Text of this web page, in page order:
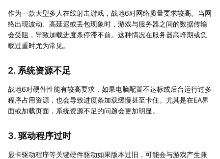
作为一款大型多人在线射击游戏，战地6对网络质量要求较高。当网
络出现波动、高延迟或丢包现象时，游戏与服务器之间的数据传输
会受阻，导致加载进度条停滞不前。这种情况在服务器高峰期或负
载过重时尤为常见。
2. 系统资源不足
战地6对硬件性能有较高要求，如果电脑配置不达标或后台运行过多
程序占用资源，也会导致进度条加载缓慢甚至卡住。尤其是在EA界
面或加载页面，系统资源不足的问题会更加明显。
3. 驱动程序过时
显卡驱动程序等关键硬件驱动如果版本过旧，可能会与游戏产生兼